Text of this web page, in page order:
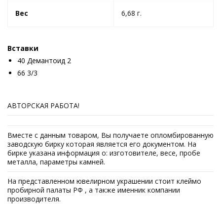
Вес 6,68 г.
Вставки
40 Демантоид 2
66 3/3
АВТОРСКАЯ РАБОТА!
Вместе с данным товаром, Вы получаете опломбированную
заводскую бирку которая является его документом. На
бирке указана информация о: изготовителе, весе, пробе
металла, параметры камней.
На представленном ювелирном украшении стоит клеймо
пробирной палаты РФ , а также именник компании
производителя.